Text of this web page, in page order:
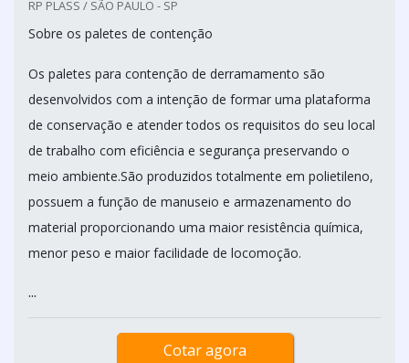
RP PLASS / SÃO PAULO - SP
Sobre os paletes de contenção
Os paletes para contenção de derramamento são
desenvolvidos com a intenção de formar uma plataforma
de conservação e atender todos os requisitos do seu local
de trabalho com eficiência e segurança preservando o
meio ambiente.São produzidos totalmente em polietileno,
possuem a função de manuseio e armazenamento do
material proporcionando uma maior resistência química,
menor peso e maior facilidade de locomoção.
...
Cotar agora